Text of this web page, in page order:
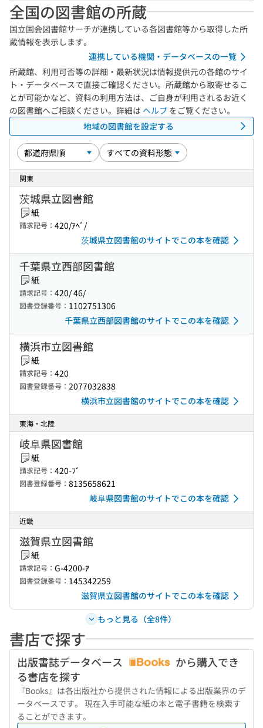
全国の図書館の所蔵
国立国会図書館サーチが連携している各図書館等から取得した所
蔵情報を表示します。
連携している機関・データベースの一覧
所蔵館、利用可否等の詳細・最新状況は情報提供元の各館のサイ
ト・データベースで直接ご確認ください。所蔵館から取寄せるこ
とが可能かなど、資料の利用方法は、ご自身が利用されるお近く
の図書館へご相談ください。詳細は ヘルプ をご覧ください。
地域の図書館を設定する
関東
茨城県立図書館
紙
請求記号： 420/ｱﾍﾞ/
茨城県立図書館のサイトでこの本を確認
千葉県立西部図書館
紙
請求記号： 420/ 46/
図書登録番号： 1102751306
千葉県立西部図書館のサイトでこの本を確認
横浜市立図書館
紙
請求記号： 420
図書登録番号： 2077032838
横浜市立図書館のサイトでこの本を確認
東海・北陸
岐阜県図書館
紙
請求記号： 420-ﾌﾞ
図書登録番号： 8135658621
岐阜県図書館のサイトでこの本を確認
近畿
滋賀県立図書館
紙
請求記号： G-4200-ｱ
図書登録番号： 145342259
滋賀県立図書館のサイトでこの本を確認
もっと見る（全8件）
書店で探す
出版書誌データベース
から購入でき
る書店を探す
『Books』は各出版社から提供された情報による出版業界のデ
ータベースです。 現在入手可能な紙の本と電子書籍を検索す
ることができます。